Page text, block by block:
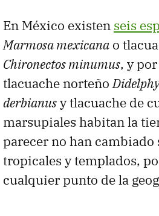
En México existen seis
Marmosa mexicana o
Chironectos minumus, y
tlacuache norteño
derbianusy tlacuache de
marsupiales habitan la
parecer no han
tropicales y templados,
cualquier punto de la